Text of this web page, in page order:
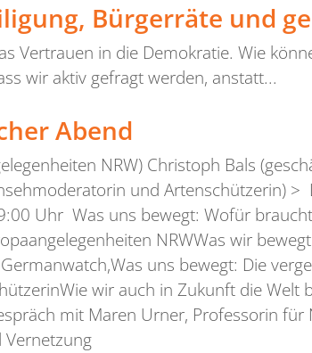
Bürgerräte und
Vertrauen in die Demokratie. Wie
wir aktiv gefragt werden, anstatt...
Abend
NRW) Christoph Bals
und Artenschützerin)
Uhr Was uns bewegt: Wofür
NRWWas wir
uns bewegt: Die
wir auch in Zukunft die
mit Maren Urner, Professorin
Vernetzung